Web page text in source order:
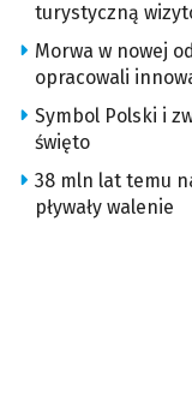
turystyczną
Morwa w nowej
opracowali
Symbol Polski i
święto
38 mln lat temu
pływały walenie